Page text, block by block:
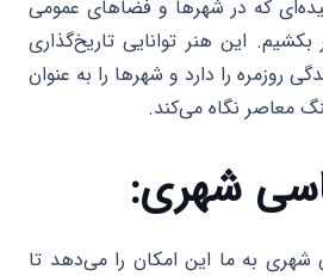
که در شهرها و فضاهای عمومی
بکشیم. این هنر توانایی تاریخ‌گذاری
روزمره را دارد و شهرها را به عنوان
معاصر نگاه می‌کند.
شهری:
شهری به ما این امکان را می‌دهد تا